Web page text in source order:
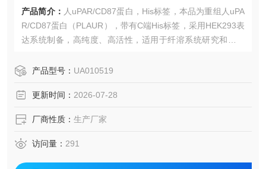
产品简介： 人uPAR/CD87蛋白，His标签，本品为重组人uPA
R/CD87蛋白（PLAUR），带有C端His标签，采用HEK293表
达系统制备，高纯度、高活性，适用于纤溶系统研究和肿瘤
产品型号： UA010519
更新时间： 2026-07-28
厂商性质： 生产厂家
访问量： 291